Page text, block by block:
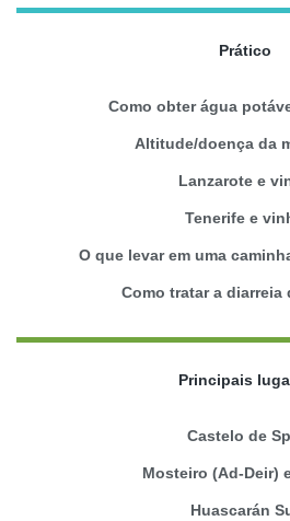
Prático
Como obter água
Altitude/doença da
Lanzarote e
Tenerife e
O que levar em uma
Como tratar a diarreia
Principais
Castelo de
Mosteiro (Ad-Deir)
Huascarán